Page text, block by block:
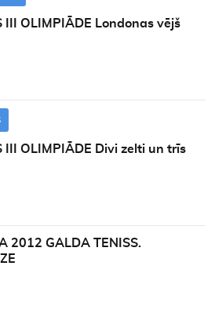
III OLIMPIĀDE Londonas vējš
III OLIMPIĀDE Divi zelti un trīs
2012 GALDA TENISS.